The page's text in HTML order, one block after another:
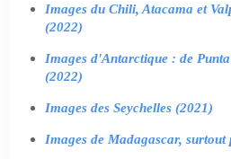
Images du Chili, Atacama et
(2022)
Images d'Antarctique : de
(2022)
Images des Seychelles (2021)
Images de Madagascar, surtout